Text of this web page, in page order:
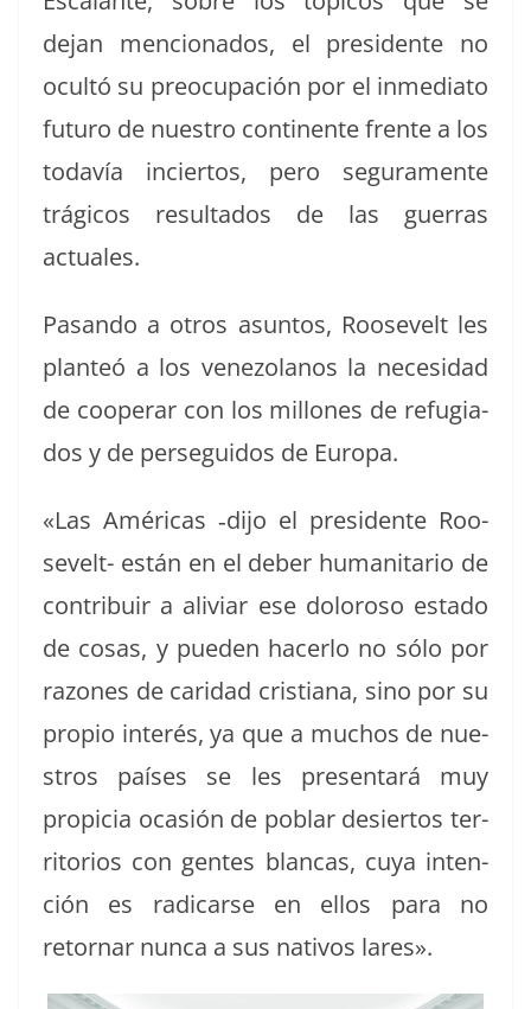
dejan men­ciona­dos, el pres­i­dente no
ocultó su pre­ocu­pación por el inmedi­a­to
futuro de nue­stro con­ti­nente frente a los
todavía incier­tos, pero segu­ra­mente
trági­cos resul­ta­dos de las guer­ras
actuales.
Pasan­do a otros asun­tos, Roo­sevelt les
planteó a los vene­zolanos la necesi­dad
de coop­er­ar con los mil­lones de refu­gia­
dos y de persegui­dos de Europa.
«Las Améri­c­as ‑dijo el pres­i­dente Roo­
sevelt- están en el deber human­i­tario de
con­tribuir a aliviar ese doloroso esta­do
de cosas, y pueden hac­er­lo no sólo por
razones de cari­dad cris­tiana, sino por su
pro­pio interés, ya que a muchos de nue­
stros país­es se les pre­sen­tará muy
prop­i­cia ocasión de poblar desier­tos ter­
ri­to­rios con gentes blan­cas, cuya inten­
ción es radi­carse en ellos para no
retornar nun­ca a sus nativos lares».